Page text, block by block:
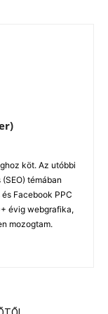
köt. Az utóbbi
témában
Facebook PPC
évig webgrafika,
mozogtam.